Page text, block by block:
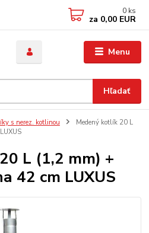
Menu
Hľadať
0 ks
za 0,00 EUR
s nerez. kotlinou
Medený kotlík 20 L
L (1,2 mm) +
42 cm LUXUS